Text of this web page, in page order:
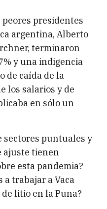
presidentes
argentina, Alberto
terminaron
y una indigencia
de caída de la
los salarios y de
en sólo un
sectores puntuales y
ajuste tienen
esta pandemia?
a trabajar a Vaca
litio en la Puna?